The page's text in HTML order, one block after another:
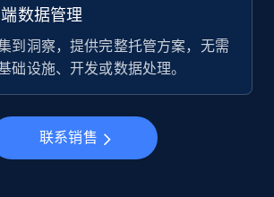
数据管理
到洞察，提供完整托管方案，无需
础设施、开发或数据处理。
联系销售